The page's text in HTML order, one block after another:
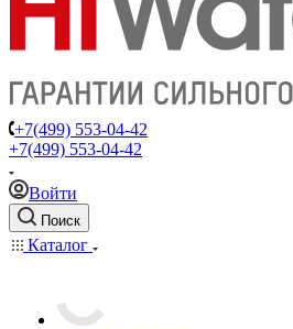
+7(499) 553-04-42
+7(499) 553-04-42
Войти
Поиск
Каталог